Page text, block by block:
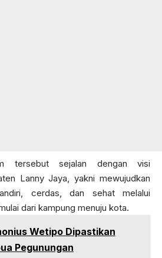
tersebut sejalan dengan visi
Lanny Jaya, yakni mewujudkan
cerdas, dan sehat melalui
dari kampung menuju kota.
Wetipo Dipastikan
Pegunungan